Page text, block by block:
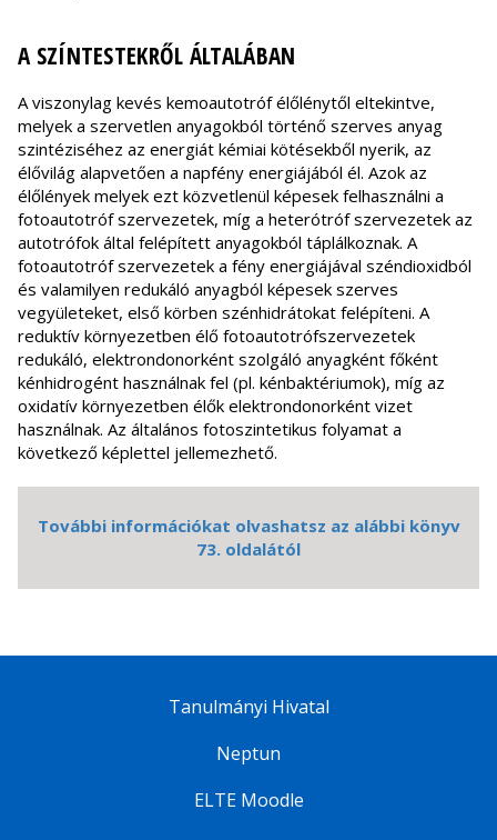
A SZÍNTESTEKRŐL ÁLTALÁBAN
A viszonylag kevés kemoautotróf élőlénytől eltekintve,
melyek a szervetlen anyagokból történő szerves anyag
szintéziséhez az energiát kémiai kötésekből nyerik, az
élővilág alapvetően a napfény energiájából él. Azok az
élőlények melyek ezt közvetlenül képesek felhasználni a
fotoautotróf szervezetek, míg a heterótróf szervezetek az
autotrófok által felépített anyagokból táplálkoznak. A
fotoautotróf szervezetek a fény energiájával széndioxidból
és valamilyen redukáló anyagból képesek szerves
vegyületeket, első körben szénhidrátokat felépíteni. A
reduktív környezetben élő fotoautotrófszervezetek
redukáló, elektrondonorként szolgáló anyagként főként
kénhidrogént használnak fel (pl. kénbaktériumok), míg az
oxidatív környezetben élők elektrondonorként vizet
használnak. Az általános fotoszintetikus folyamat a
következő képlettel jellemezhető.
További információkat olvashatsz az alábbi könyv
73. oldalától
Tanulmányi Hivatal
Neptun
ELTE Moodle